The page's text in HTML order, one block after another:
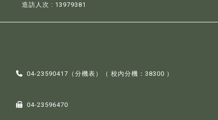
造訪人次 : 13979381
04-23590417（分機表 ）（ 校內分機：38300 ）
04-23596470